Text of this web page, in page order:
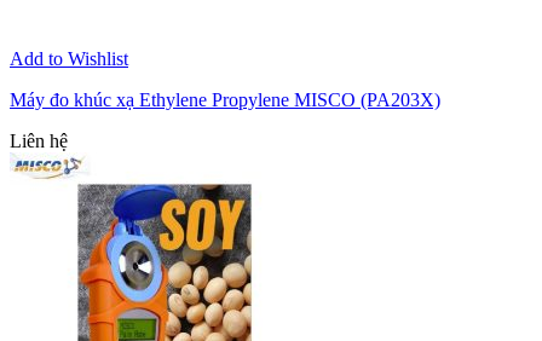
Add to Wishlist
Máy đo khúc xạ Ethylene Propylene MISCO (PA203X)
Liên hệ